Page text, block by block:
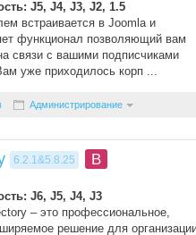
J5, J4, J3, J2, 1.5
встраивается в Joomla и
функционал позволяющий вам
связи с вашими подписчиками
уже приходилось корп ...
Администрирование
6.2.1&5.8.25 B
J6, J5, J4, J3
– это профессиональное,
решение для